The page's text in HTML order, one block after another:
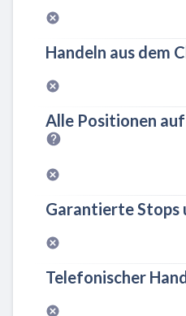
Handeln aus dem
Alle Positionen
Garantierte Stops
Telefonischer